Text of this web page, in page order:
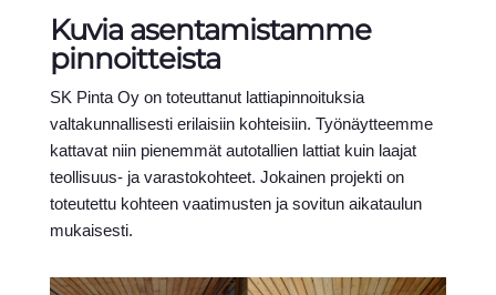
Kuvia asentamistamme
pinnoitteista
SK Pinta Oy on toteuttanut lattiapinnoituksia
valtakunnallisesti erilaisiin kohteisiin. Työnäytteemme
kattavat niin pienemmät autotallien lattiat kuin laajat
teollisuus- ja varastokohteet. Jokainen projekti on
toteutettu kohteen vaatimusten ja sovitun aikataulun
mukaisesti.